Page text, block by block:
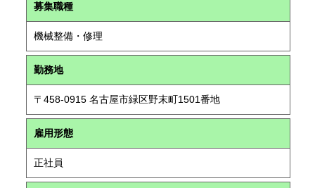
募集職種
機械整備・修理
勤務地
〒458-0915 名古屋市緑区野末町1501番地
雇用形態
正社員